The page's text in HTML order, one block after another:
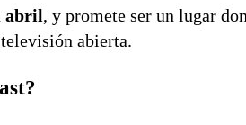
abril, y promete ser un lugar
abierta.